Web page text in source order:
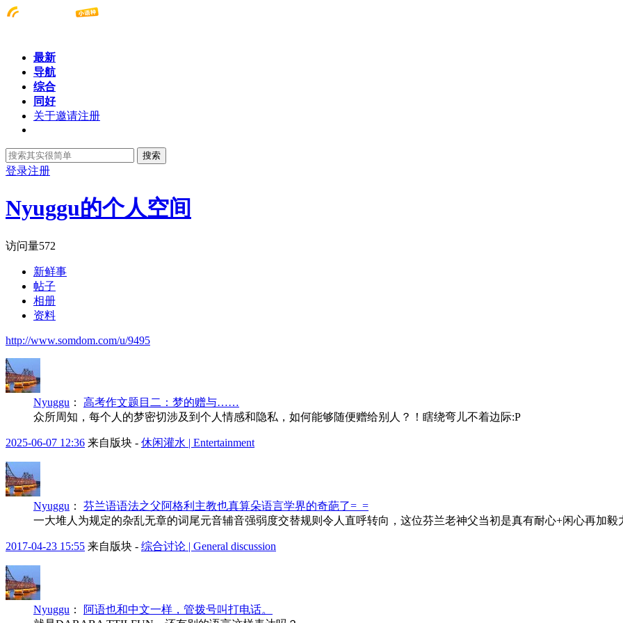
最新
导航
综合
同好
关于邀请注册
搜索
登录注册
Nyuggu的个人空间
访问量572
新鲜事
帖子
相册
资料
http://www.somdom.com/u/9495
Nyuggu ： 高考作文题目二：梦的赠与……
众所周知，每个人的梦密切涉及到个人情感和隐私，如何能够随便赠给别人？！瞎绕弯儿不着边际:P
2025-06-07 12:36 来自版块 - 休闲灌水 | Entertainment
Nyuggu ： 芬兰语语法之父阿格利主教也真算朵语言学界的奇葩了=_=
一大堆人为规定的杂乱无章的词尾元音辅音强弱度交替规则令人直呼转向，这位芬兰老神父当初是真有耐心+闲心再加毅
2017-04-23 15:55 来自版块 - 综合讨论 | General discussion
Nyuggu ：
阿语也和中文一样，管拨号叫打电话。